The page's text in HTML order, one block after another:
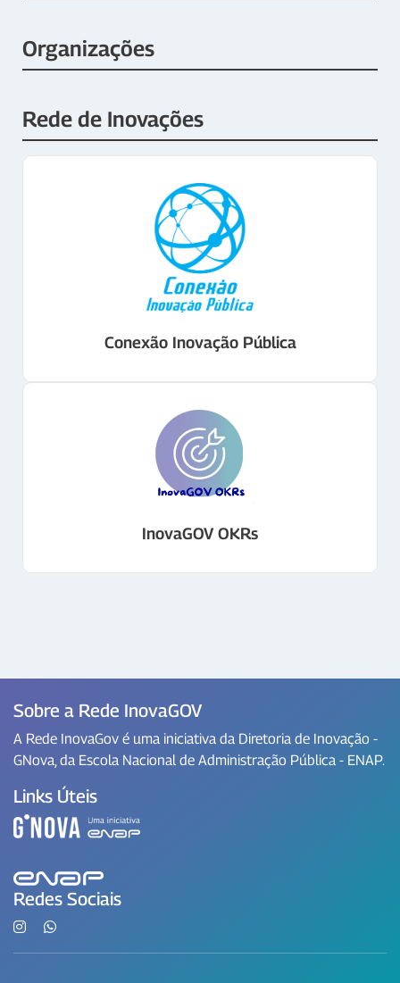
Organizações
Rede de Inovações
Conexão Inovação Pública
InovaGOV OKRs
Sobre a Rede InovaGOV
A Rede InovaGov é uma iniciativa da Diretoria de Inovação -
GNova, da Escola Nacional de Administração Pública - ENAP.
Links Úteis
Redes Sociais